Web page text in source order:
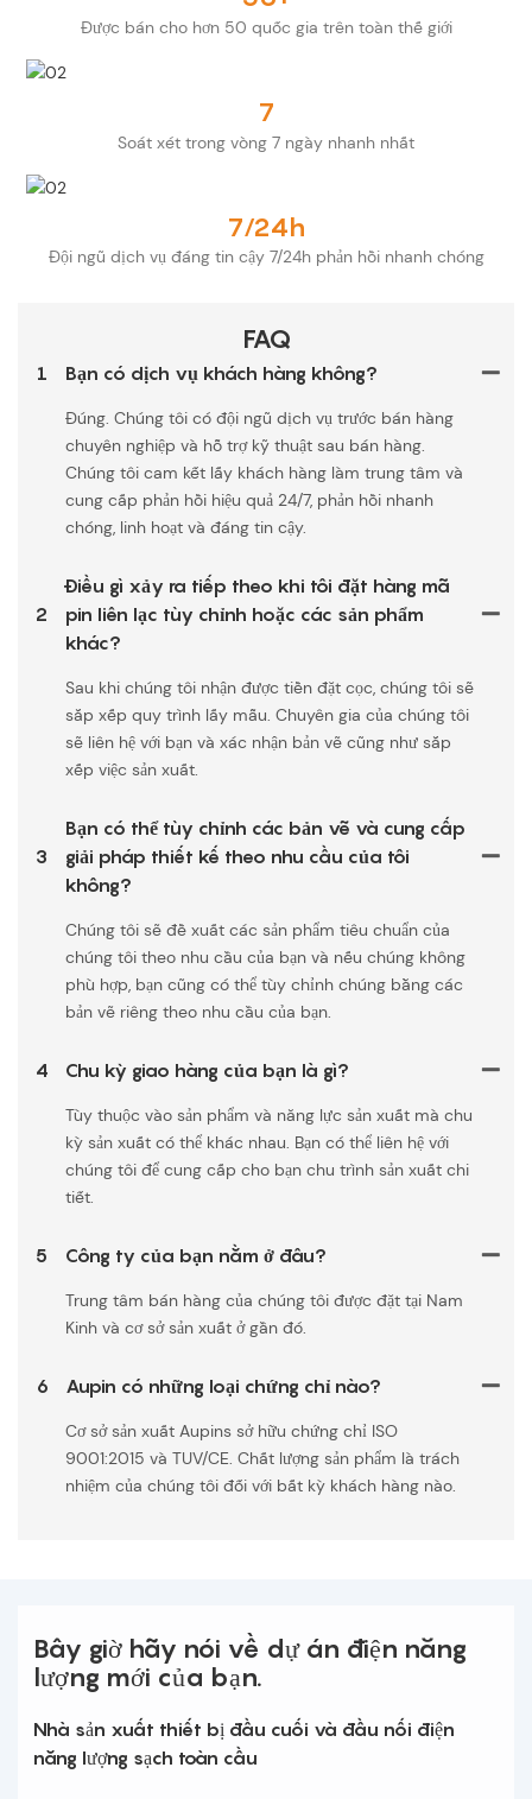
Được bán cho hơn 50 quốc gia trên toàn thế giới
7
Soát xét trong vòng 7 ngày nhanh nhất
7/24h
Đội ngũ dịch vụ đáng tin cậy 7/24h phản hồi nhanh chóng
FAQ
1 Bạn có dịch vụ khách hàng không?
Đúng. Chúng tôi có đội ngũ dịch vụ trước bán hàng
chuyên nghiệp và hỗ trợ kỹ thuật sau bán hàng.
Chúng tôi cam kết lấy khách hàng làm trung tâm và
cung cấp phản hồi hiệu quả 24/7, phản hồi nhanh
chóng, linh hoạt và đáng tin cậy.
2
Điều gì xảy ra tiếp theo khi tôi đặt hàng mã
pin liên lạc tùy chỉnh hoặc các sản phẩm
khác?
Sau khi chúng tôi nhận được tiền đặt cọc, chúng tôi sẽ
sắp xếp quy trình lấy mẫu. Chuyên gia của chúng tôi
sẽ liên hệ với bạn và xác nhận bản vẽ cũng như sắp
xếp việc sản xuất.
3
Bạn có thể tùy chỉnh các bản vẽ và cung cấp
giải pháp thiết kế theo nhu cầu của tôi
không?
Chúng tôi sẽ đề xuất các sản phẩm tiêu chuẩn của
chúng tôi theo nhu cầu của bạn và nếu chúng không
phù hợp, bạn cũng có thể tùy chỉnh chúng bằng các
bản vẽ riêng theo nhu cầu của bạn.
4 Chu kỳ giao hàng của bạn là gì?
Tùy thuộc vào sản phẩm và năng lực sản xuất mà chu
kỳ sản xuất có thể khác nhau. Bạn có thể liên hệ với
chúng tôi để cung cấp cho bạn chu trình sản xuất chi
tiết.
5 Công ty của bạn nằm ở đâu?
Trung tâm bán hàng của chúng tôi được đặt tại Nam
Kinh và cơ sở sản xuất ở gần đó.
6 Aupin có những loại chứng chỉ nào?
Cơ sở sản xuất Aupins sở hữu chứng chỉ ISO
9001:2015 và TUV/CE. Chất lượng sản phẩm là trách
nhiệm của chúng tôi đối với bất kỳ khách hàng nào.
Bây giờ hãy nói về dự án điện năng
lượng mới của bạn.
Nhà sản xuất thiết bị đầu cuối và đầu nối điện
năng lượng sạch toàn cầu